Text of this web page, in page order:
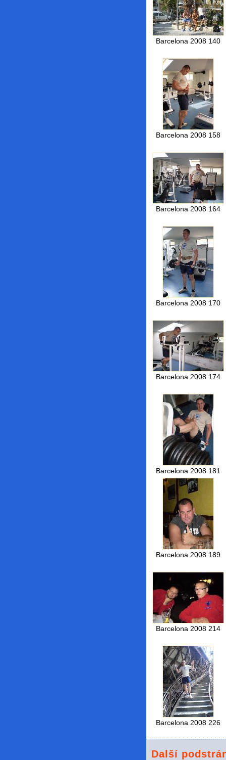
Barcelona 2008 140
Barcelona 2008 158
Barcelona 2008 164
Barcelona 2008 170
Barcelona 2008 174
Barcelona 2008 181
Barcelona 2008 189
Barcelona 2008 214
Barcelona 2008 226
Další